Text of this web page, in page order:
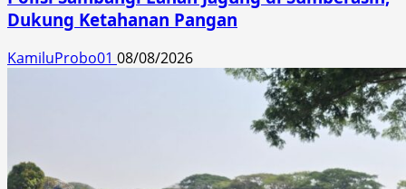
Dukung Ketahanan Pangan
KamiluProbo01 08/08/2026